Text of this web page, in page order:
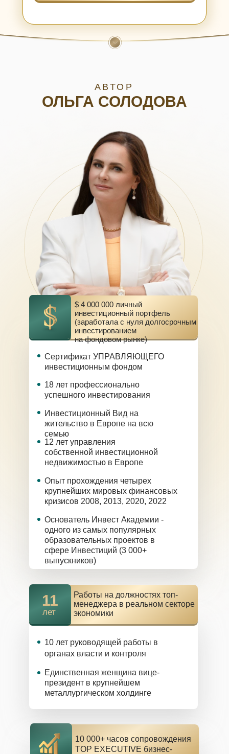
10 000+ часов сопровождения
TOP EXECUTIVE бизнес-
АВТОР
10 лет руководящей работы в
органах власти и контроля
Единственная женщина вице-
президент в крупнейшем
металлургическом холдинге
лет
11
Работы на должностях топ-
менеджера в реальном секторе
экономики
Сертификат УПРАВЛЯЮЩЕГО
инвестиционным фондом
18 лет профессионально
успешного инвестирования
Инвестиционный Вид на
жительство в Европе на всю
семью
12 лет управления
собственной инвестиционной
недвижимостью в Европе
Опыт прохождения четырех
крупнейших мировых финансовых
кризисов 2008, 2013, 2020, 2022
Основатель Инвест Академии -
одного из самых популярных
образовательных проектов в
сфере Инвестиций (3 000+
выпускников)
$ 4 000 000 личный
инвестиционный портфель
(заработала с нуля долгосрочным
инвестированием
на фондовом рынке)
ОЛЬГА СОЛОДОВА